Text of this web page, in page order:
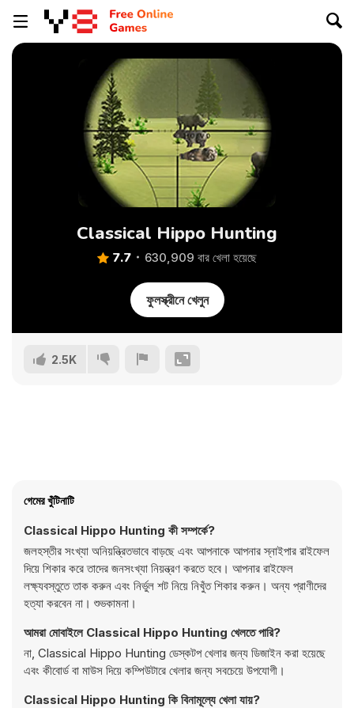
Classical Hippo Hunting
7.7 630,909 বার খেলা হয়েছে
ফুলস্ক্রীনে খেলুন
2.5K
গেমের খুঁটিনাটি
Classical Hippo Hunting কী সম্পর্কে?
জলহস্তীর সংখ্যা অনিয়ন্ত্রিতভাবে বাড়ছে এবং আপনাকে আপনার স্নাইপার রাইফেল
দিয়ে শিকার করে তাদের জনসংখ্যা নিয়ন্ত্রণ করতে হবে। আপনার রাইফেল
লক্ষ্যবস্তুতে তাক করুন এবং নির্ভুল শট নিয়ে নিখুঁত শিকার করুন। অন্য প্রাণীদের
হত্যা করবেন না। শুভকামনা।
আমরা মোবাইলে Classical Hippo Hunting খেলতে পারি?
না, Classical Hippo Hunting ডেস্কটপ খেলার জন্য ডিজাইন করা হয়েছে
এবং কীবোর্ড বা মাউস দিয়ে কম্পিউটারে খেলার জন্য সবচেয়ে উপযোগী।
Classical Hippo Hunting কি বিনামূল্যে খেলা যায়?